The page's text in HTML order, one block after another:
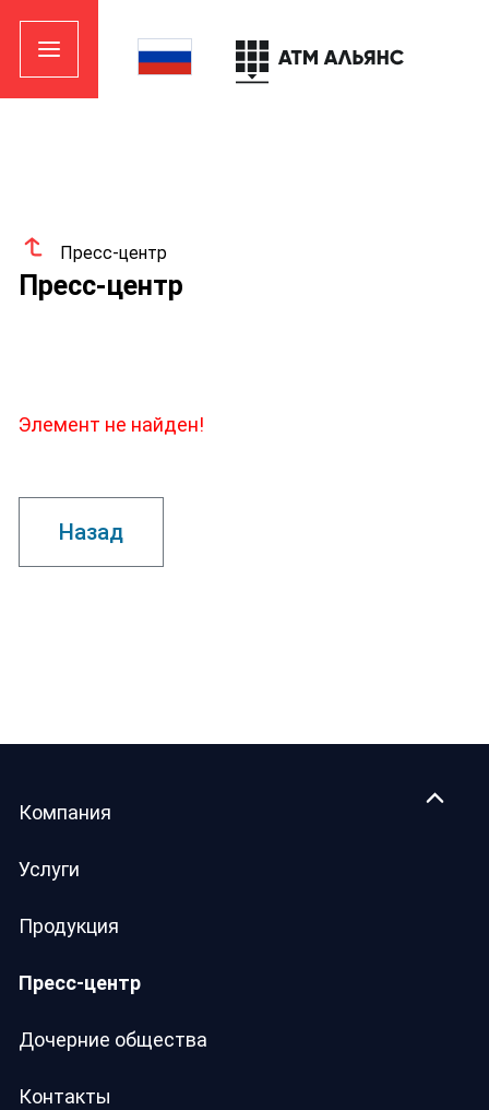
Пресс-центр
Пресс-центр
Элемент не найден!
Назад
Компания
Услуги
Продукция
Пресс-центр
Дочерние общества
Контакты